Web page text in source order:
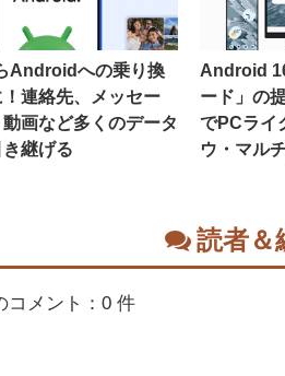
Androidへの乗り換
連絡先、メッセー
画など多くのデータ
継げる
Android
ード」の
でPCライ
ウ・マル
読者＆
コメント：0 件